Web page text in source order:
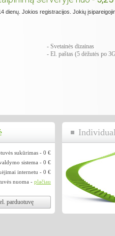
dienų. Jokios registracijos. Jokių
- Svetainės dizainas
- El. paštas (5 dėžutės po
sukūrimas - 0 €
sistema - 0 €
internetu - 0 €
nuoma - plačiau